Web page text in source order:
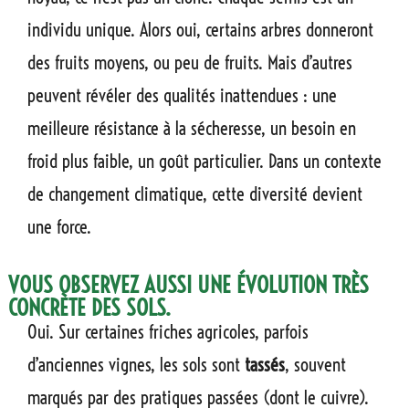
individu unique. Alors oui, certains arbres donneront
des fruits moyens, ou peu de fruits. Mais d’autres
peuvent révéler des qualités inattendues : une
meilleure résistance à la sécheresse, un besoin en
froid plus faible, un goût particulier. Dans un contexte
de changement climatique, cette diversité devient
une force.
VOUS OBSERVEZ AUSSI UNE ÉVOLUTION TRÈS
CONCRÈTE DES SOLS.
Oui. Sur certaines friches agricoles, parfois
d’anciennes vignes, les sols sont tassés, souvent
marqués par des pratiques passées (dont le cuivre).